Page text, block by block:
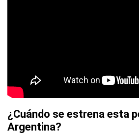
¿Cuándo se estrena esta
Argentina?